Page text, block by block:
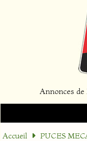
Annonces de
Accueil PUCES